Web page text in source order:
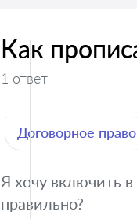
Как
1 ответ
Договорное право
Я хочу включить
правильно?